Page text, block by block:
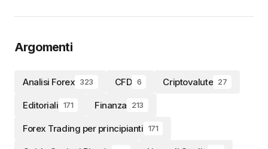
Argomenti
Analisi Forex 323 CFD 6 Criptovalute 27
Editoriali 171 Finanza 213
Forex Trading per principianti 171